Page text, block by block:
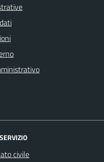
civile